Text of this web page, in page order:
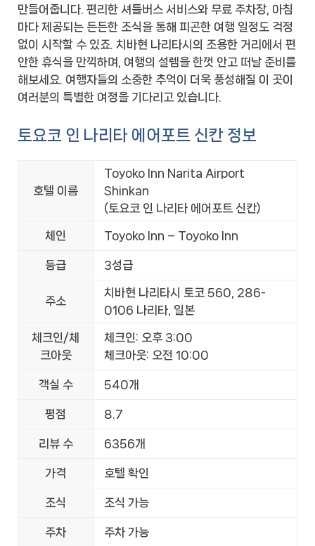
만들어줍니다. 편리한 셔틀버스 서비스와 무료 주차장, 아침
마다 제공되는 든든한 조식을 통해 피곤한 여행 일정도 걱정
없이 시작할 수 있죠. 치바현 나리타시의 조용한 거리에서 편
안한 휴식을 만끽하며, 여행의 설렘을 한껏 안고 떠날 준비를
해보세요. 여행자들의 소중한 추억이 더욱 풍성해질 이 곳이
여러분의 특별한 여정을 기다리고 있습니다.
토요코 인 나리타 에어포트 신칸 정보
호텔 이름
Toyoko Inn Narita Airport
Shinkan
(토요코 인 나리타 에어포트 신칸)
체인 Toyoko Inn – Toyoko Inn
등급 3성급
주소
치바현 나리타시 토코 560, 286-
0106 나리타, 일본
체크인/체
크아웃
체크인: 오후 3:00
체크아웃: 오전 10:00
객실 수 540개
평점 8.7
리뷰 수 6356개
가격 호텔 확인
조식 조식 가능
주차 주차 가능